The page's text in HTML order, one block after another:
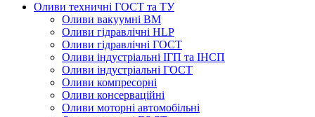
Оливи техничні ГОСТ та ТУ
Оливи вакуумні ВМ
Оливи гідравлічні HLP
Оливи гідравлічні ГОСТ
Оливи індустріальні ІГП та ІНСП
Оливи індустріальні ГОСТ
Оливи компресорні
Оливи консерваційні
Оливи моторні автомобільні